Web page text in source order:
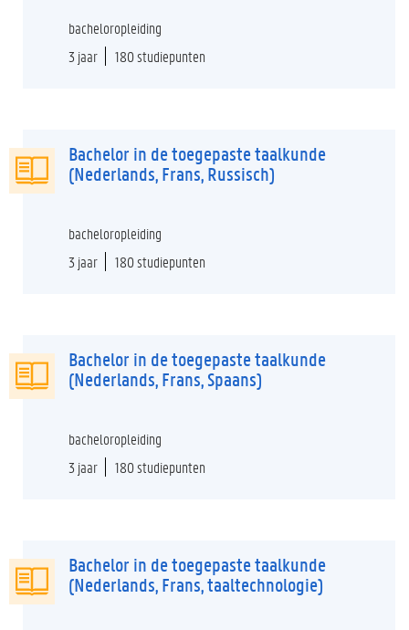
bacheloropleiding
3 jaar
180 studiepunten
Bachelor in de toegepaste taalkunde
(Nederlands, Frans, Russisch)
bacheloropleiding
3 jaar
180 studiepunten
Bachelor in de toegepaste taalkunde
(Nederlands, Frans, Spaans)
bacheloropleiding
3 jaar
180 studiepunten
Bachelor in de toegepaste taalkunde
(Nederlands, Frans, taaltechnologie)